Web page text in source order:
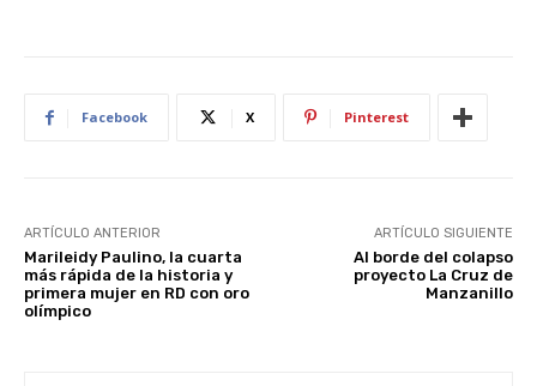
Facebook X Pinterest
ARTÍCULO ANTERIOR
Marileidy Paulino, la cuarta
más rápida de la historia y
primera mujer en RD con oro
olímpico
ARTÍCULO SIGUIENTE
Al borde del colapso
proyecto La Cruz de
Manzanillo